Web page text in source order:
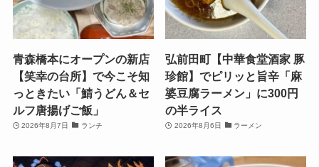
青森橋本にオープンの新店
【笑幸の台所】で今こそ知
っときたい「鯖うどん＆セ
ルフ唐揚げご飯」
2026年8月7日 ランチ
弘前田町【中華食堂酒家 豚
珍館】でピリッと旨辛「麻
婆豆腐ラーメン」に300円
の半ライス
2026年8月6日 ラーメン